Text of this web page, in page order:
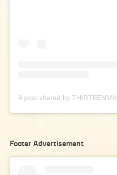
Footer Advertisement